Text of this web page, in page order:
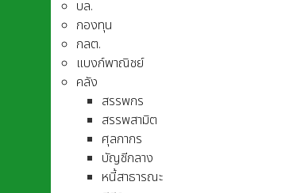
บล.
กองทุน
กลต.
แบงก์พาณิชย์
คลัง
สรรพกร
สรรพสามิต
ศุลกากร
บัญชีกลาง
หนี้สาธารณะ